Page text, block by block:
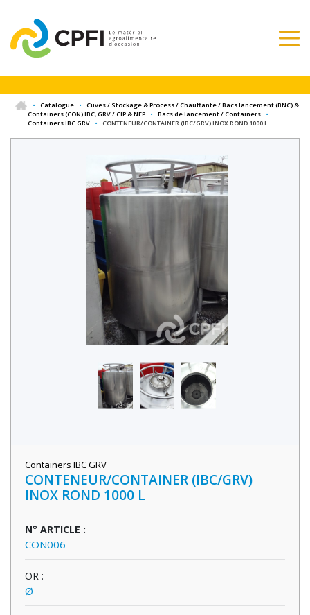
• Catalogue •
Cuves / Stockage & Process / Chauffante / Bacs lancement (BNC) &
Containers (CON) IBC, GRV / CIP & NEP
• Bacs de lancement / Containers
•
Containers IBC GRV
• CONTENEUR/CONTAINER (IBC/GRV) INOX ROND 1000 L
Containers IBC GRV
CONTENEUR/CONTAINER (IBC/GRV)
INOX ROND 1000 L
N° ARTICLE :
CON006
OR :
Ø